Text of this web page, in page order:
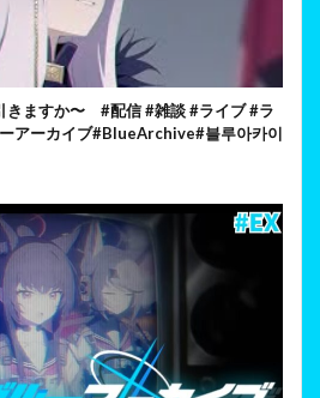
きますか〜 #配信 #雑談 #ライブ #ラ
アーカイブ#BlueArchive#블루아카이